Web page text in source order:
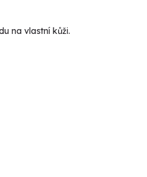
na vlastní kůži.